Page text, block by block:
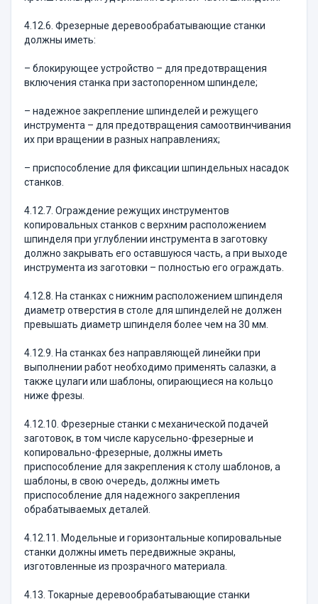
4.12.6. Фрезерные деревообрабатывающие станки
должны иметь:
– блокирующее устройство – для предотвращения
включения станка при застопоренном шпинделе;
– надежное закрепление шпинделей и режущего
инструмента – для предотвращения самоотвинчивания
их при вращении в разных направлениях;
– приспособление для фиксации шпиндельных насадок
станков.
4.12.7. Ограждение режущих инструментов
копировальных станков с верхним расположением
шпинделя при углублении инструмента в заготовку
должно закрывать его оставшуюся часть, а при выходе
инструмента из заготовки – полностью его ограждать.
4.12.8. На станках с нижним расположением шпинделя
диаметр отверстия в столе для шпинделей не должен
превышать диаметр шпинделя более чем на 30 мм.
4.12.9. На станках без направляющей линейки при
выполнении работ необходимо применять салазки, а
также цулаги или шаблоны, опирающиеся на кольцо
ниже фрезы.
4.12.10. Фрезерные станки с механической подачей
заготовок, в том числе карусельно-фрезерные и
копировально-фрезерные, должны иметь
приспособление для закрепления к столу шаблонов, а
шаблоны, в свою очередь, должны иметь
приспособление для надежного закрепления
обрабатываемых деталей.
4.12.11. Модельные и горизонтальные копировальные
станки должны иметь передвижные экраны,
изготовленные из прозрачного материала.
4.13. Токарные деревообрабатывающие станки